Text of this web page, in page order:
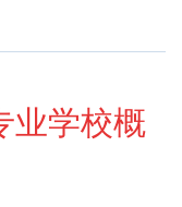
业学校概